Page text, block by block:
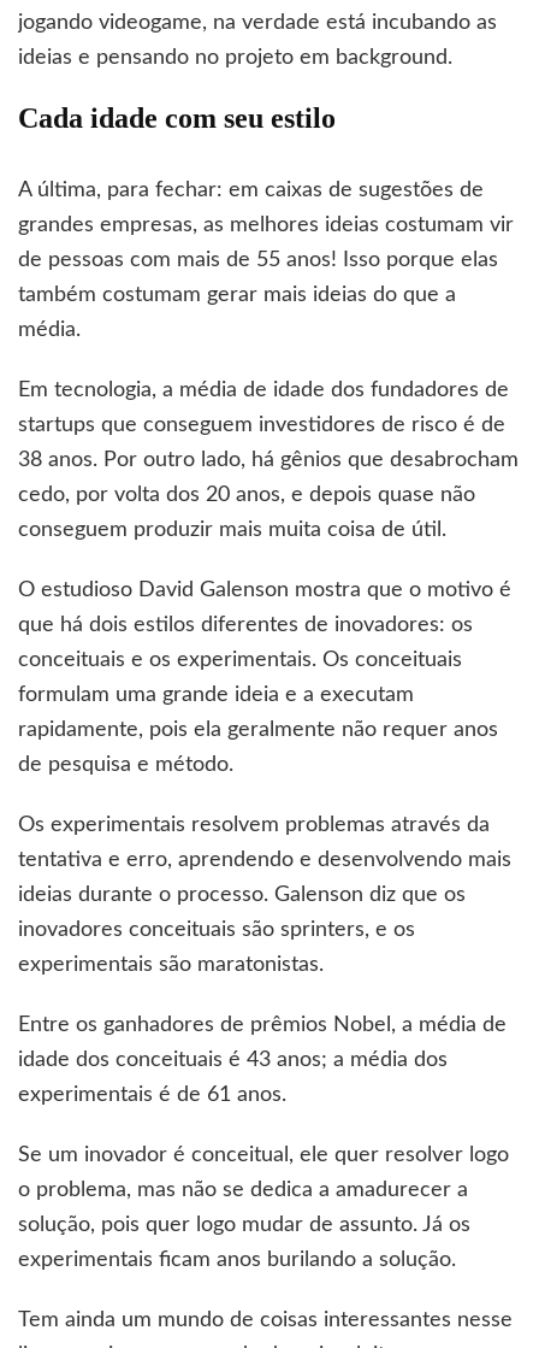
jogando videogame, na verdade está incubando as
ideias e pensando no projeto em background.
Cada idade com seu estilo
A última, para fechar: em caixas de sugestões de
grandes empresas, as melhores ideias costumam vir
de pessoas com mais de 55 anos! Isso porque elas
também costumam gerar mais ideias do que a
média.
Em tecnologia, a média de idade dos fundadores de
startups que conseguem investidores de risco é de
38 anos. Por outro lado, há gênios que desabrocham
cedo, por volta dos 20 anos, e depois quase não
conseguem produzir mais muita coisa de útil.
O estudioso David Galenson mostra que o motivo é
que há dois estilos diferentes de inovadores: os
conceituais e os experimentais. Os conceituais
formulam uma grande ideia e a executam
rapidamente, pois ela geralmente não requer anos
de pesquisa e método.
Os experimentais resolvem problemas através da
tentativa e erro, aprendendo e desenvolvendo mais
ideias durante o processo. Galenson diz que os
inovadores conceituais são sprinters, e os
experimentais são maratonistas.
Entre os ganhadores de prêmios Nobel, a média de
idade dos conceituais é 43 anos; a média dos
experimentais é de 61 anos.
Se um inovador é conceitual, ele quer resolver logo
o problema, mas não se dedica a amadurecer a
solução, pois quer logo mudar de assunto. Já os
experimentais ficam anos burilando a solução.
Tem ainda um mundo de coisas interessantes nesse